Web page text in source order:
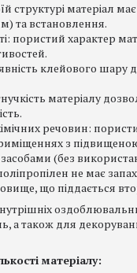
структурі матеріал
та встановлення.
пористий характер
клейового шару
матеріалу
речовин:
з
(без
не має
що піддається
а також для
матеріалу: